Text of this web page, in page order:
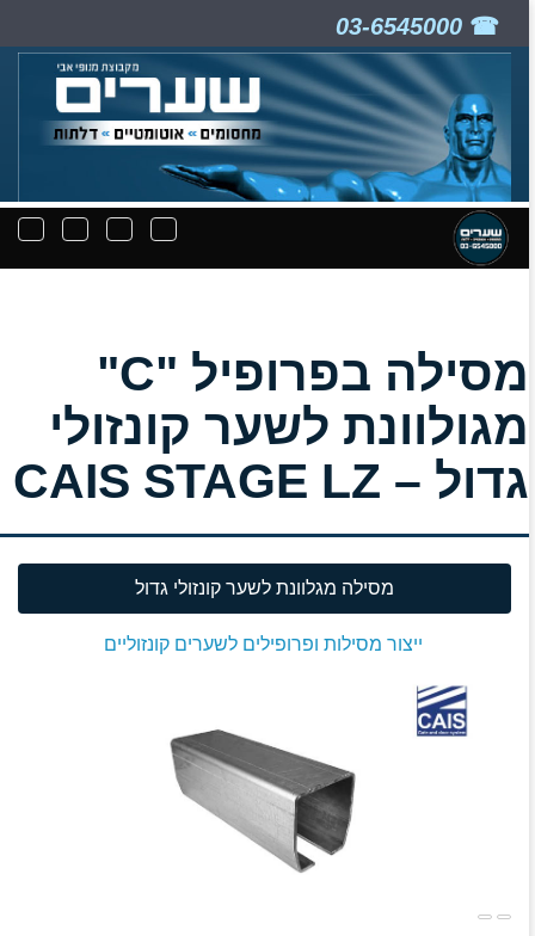
תפריט
יצירת
תפריט
חיפוש
ניווט
קבצים
מסילה בפרופיל "C"
מגולוונת לשער קונזולי
גדול – CAIS STAGE LZ
מסילה מגלוונת לשער קונזולי גדול
ייצור מסילות ופרופילים לשערים קונזוליים